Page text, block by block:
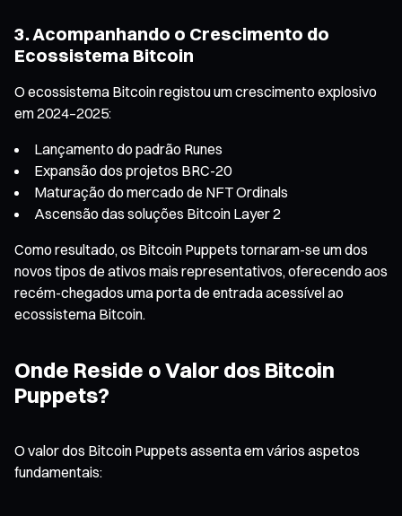
3. Acompanhando o Crescimento do
Ecossistema Bitcoin
O ecossistema Bitcoin registou um crescimento explosivo
em 2024–2025:
Lançamento do padrão Runes
Expansão dos projetos BRC-20
Maturação do mercado de NFT Ordinals
Ascensão das soluções Bitcoin Layer 2
Como resultado, os Bitcoin Puppets tornaram-se um dos
novos tipos de ativos mais representativos, oferecendo aos
recém-chegados uma porta de entrada acessível ao
ecossistema Bitcoin.
Onde Reside o Valor dos Bitcoin
Puppets?
O valor dos Bitcoin Puppets assenta em vários aspetos
fundamentais: